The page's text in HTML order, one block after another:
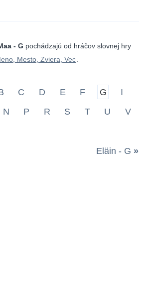
- G pochádzajú od hráčov slovnej hry
Mesto, Zviera, Vec
C D E F G
I
N P R S T U V
Eläin - G »